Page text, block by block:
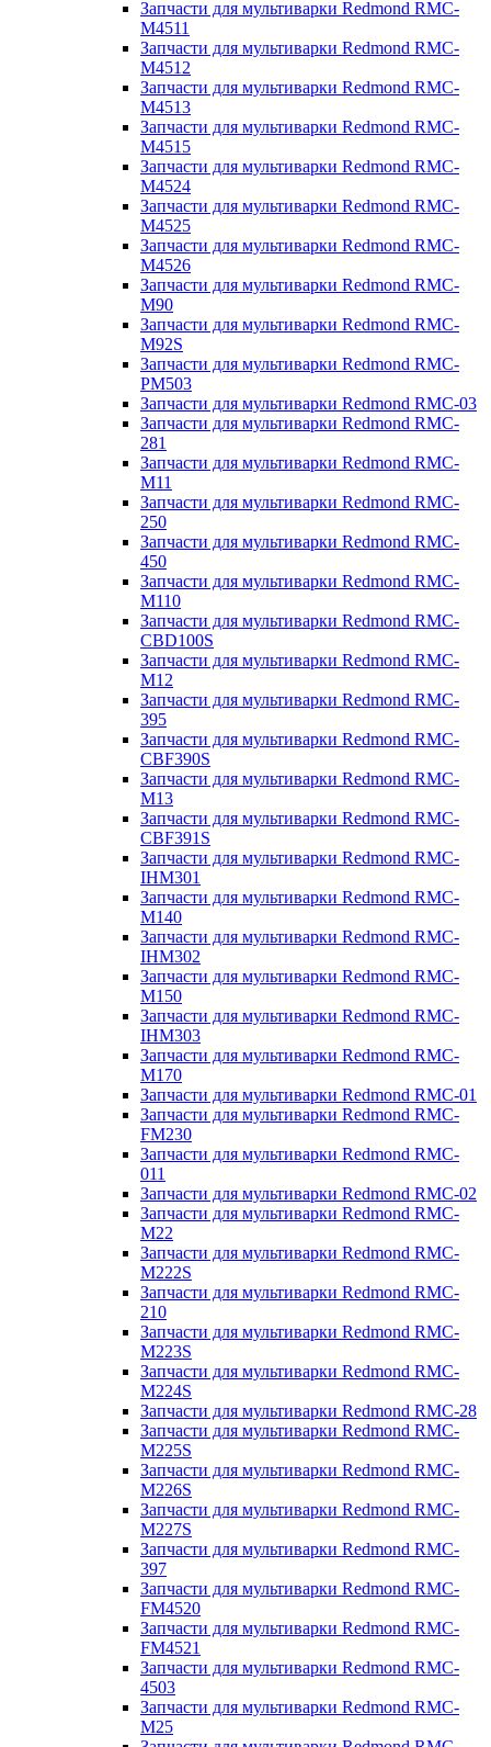
Запчасти для мультиварки Redmond RMC-
M4511
Запчасти для мультиварки Redmond RMC-
M4512
Запчасти для мультиварки Redmond RMC-
M4513
Запчасти для мультиварки Redmond RMC-
M4515
Запчасти для мультиварки Redmond RMC-
M4524
Запчасти для мультиварки Redmond RMC-
M4525
Запчасти для мультиварки Redmond RMC-
M4526
Запчасти для мультиварки Redmond RMC-
M90
Запчасти для мультиварки Redmond RMC-
M92S
Запчасти для мультиварки Redmond RMC-
PM503
Запчасти для мультиварки Redmond RMC-03
Запчасти для мультиварки Redmond RMC-
281
Запчасти для мультиварки Redmond RMC-
M11
Запчасти для мультиварки Redmond RMC-
250
Запчасти для мультиварки Redmond RMC-
450
Запчасти для мультиварки Redmond RMC-
M110
Запчасти для мультиварки Redmond RMC-
CBD100S
Запчасти для мультиварки Redmond RMC-
M12
Запчасти для мультиварки Redmond RMC-
395
Запчасти для мультиварки Redmond RMC-
CBF390S
Запчасти для мультиварки Redmond RMC-
M13
Запчасти для мультиварки Redmond RMC-
CBF391S
Запчасти для мультиварки Redmond RMC-
IHM301
Запчасти для мультиварки Redmond RMC-
M140
Запчасти для мультиварки Redmond RMC-
IHM302
Запчасти для мультиварки Redmond RMC-
M150
Запчасти для мультиварки Redmond RMC-
IHM303
Запчасти для мультиварки Redmond RMC-
M170
Запчасти для мультиварки Redmond RMC-01
Запчасти для мультиварки Redmond RMC-
FM230
Запчасти для мультиварки Redmond RMC-
011
Запчасти для мультиварки Redmond RMC-02
Запчасти для мультиварки Redmond RMC-
M22
Запчасти для мультиварки Redmond RMC-
M222S
Запчасти для мультиварки Redmond RMC-
210
Запчасти для мультиварки Redmond RMC-
M223S
Запчасти для мультиварки Redmond RMC-
M224S
Запчасти для мультиварки Redmond RMC-28
Запчасти для мультиварки Redmond RMC-
M225S
Запчасти для мультиварки Redmond RMC-
M226S
Запчасти для мультиварки Redmond RMC-
M227S
Запчасти для мультиварки Redmond RMC-
397
Запчасти для мультиварки Redmond RMC-
FM4520
Запчасти для мультиварки Redmond RMC-
FM4521
Запчасти для мультиварки Redmond RMC-
4503
Запчасти для мультиварки Redmond RMC-
M25